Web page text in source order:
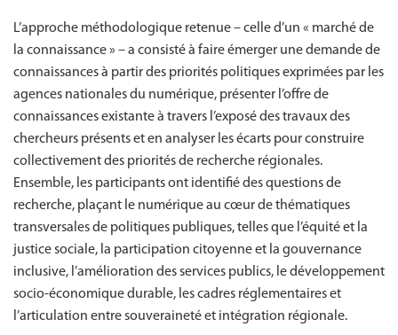
L’approche méthodologique retenue – celle d’un « marché de
la connaissance » – a consisté à faire émerger une demande de
connaissances à partir des priorités politiques exprimées par les
agences nationales du numérique, présenter l’offre de
connaissances existante à travers l’exposé des travaux des
chercheurs présents et en analyser les écarts pour construire
collectivement des priorités de recherche régionales.
Ensemble, les participants ont identifié des questions de
recherche, plaçant le numérique au cœur de thématiques
transversales de politiques publiques, telles que l’équité et la
justice sociale, la participation citoyenne et la gouvernance
inclusive, l’amélioration des services publics, le développement
socio-économique durable, les cadres réglementaires et
l’articulation entre souveraineté et intégration régionale.